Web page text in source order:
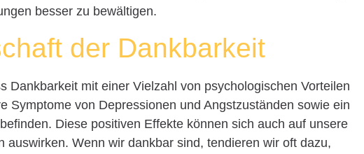
besser zu bewältigen.
der Dankbarkeit
Dankbarkeit mit einer Vielzahl von psychologischen Vorteilen
Symptome von Depressionen und Angstzuständen sowie ein
Diese positiven Effekte können sich auch auf unsere
auswirken. Wenn wir dankbar sind, tendieren wir oft dazu,